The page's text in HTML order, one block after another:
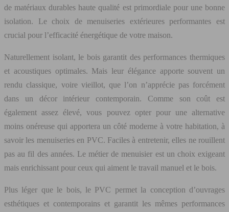
de matériaux durables haute qualité est primordiale pour une bonne
isolation. Le choix de menuiseries extérieures performantes est
crucial pour l’efficacité énergétique de votre maison.
Naturellement isolant, le bois garantit des performances thermiques
et acoustiques optimales. Mais leur élégance apporte souvent un
rendu classique, voire vieillot, que l’on n’apprécie pas forcément
dans un décor intérieur contemporain. Comme son coût est
également assez élevé, vous pouvez opter pour une alternative
moins onéreuse qui apportera un côté moderne à votre habitation, à
savoir les menuiseries en PVC. Faciles à entretenir, elles ne rouillent
pas au fil des années. Le métier de menuisier est un choix exigeant
mais enrichissant pour ceux qui aiment le travail manuel et le bois.
Plus léger que le bois, le PVC permet la conception d’ouvrages
esthétiques et contemporains et garantit les mêmes performances